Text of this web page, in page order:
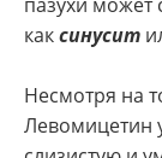
каксинусит
Несмотря на
Левомицетин